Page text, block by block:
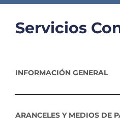
Servicios
INFORMACIÓN GENERAL
ARANCELES Y MEDIOS DE